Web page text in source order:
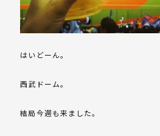
はいどーん。
西武ドーム。
結局今週も来ました。